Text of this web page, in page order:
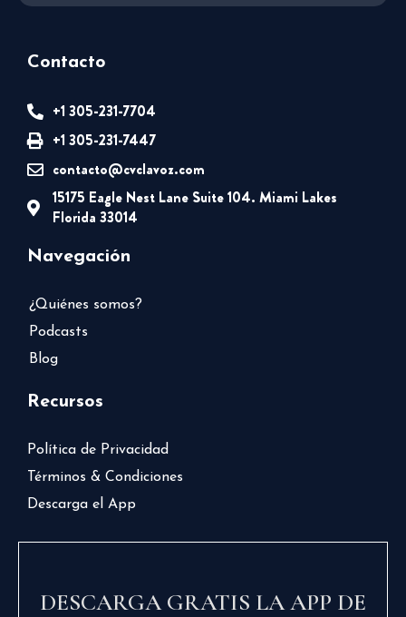
Contacto
+1 305-231-7704
+1 305-231-7447
contacto@cvclavoz.com
15175 Eagle Nest Lane Suite 104. Miami Lakes
Florida 33014
Navegación
¿Quiénes somos?
Podcasts
Blog
Recursos
Política de Privacidad
Términos & Condiciones
Descarga el App
DESCARGA GRATIS LA APP DE